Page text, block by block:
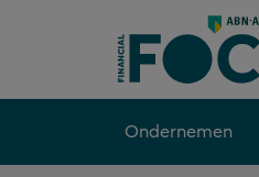
Ondernemen